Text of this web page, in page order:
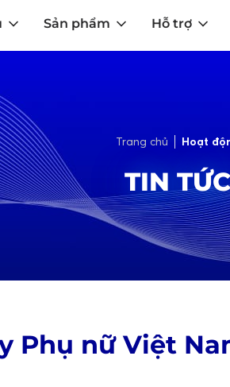
Sản phẩm Hỗ trợ
Trang chủ Hoạt
TIN
Phụ nữ Việt